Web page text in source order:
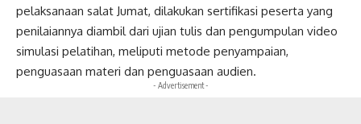
pelaksanaan salat Jumat, dilakukan sertifikasi peserta yang
penilaiannya diambil dari ujian tulis dan pengumpulan video
simulasi pelatihan, meliputi metode penyampaian,
penguasaan materi dan penguasaan audien.
- Advertisement -